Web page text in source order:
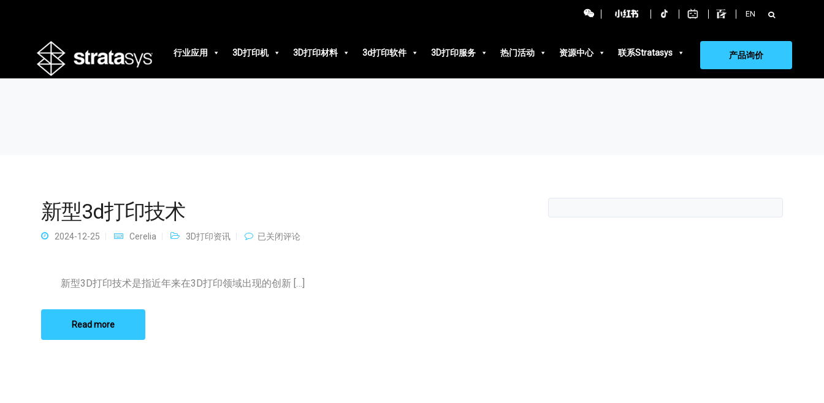
EN 搜
索：
行业应用
3D打印机 3D打印材料 3d打印软件 3D打印服务 热门活动 资源中心 联系Stratasys 产品询价
新型3d打印技术
2024-12-25 Cerelia 3D打印资讯
新
印
技
已关闭评论
新型3D打印技术是指近年来在3D打印领域出现的创新 […]
Read more